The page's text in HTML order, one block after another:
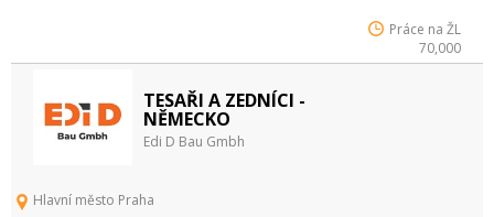
Práce na ŽL
70,000
TESAŘI A ZEDNÍCI -
NĚMECKO
Edi D Bau Gmbh
Hlavní město Praha